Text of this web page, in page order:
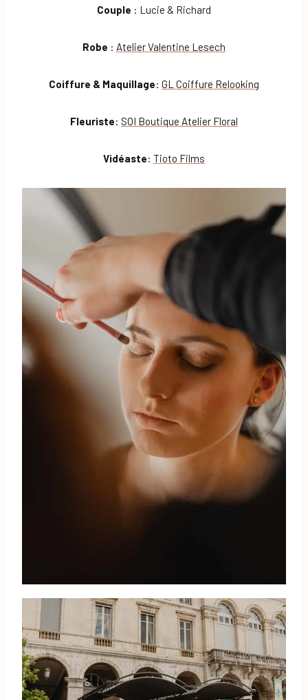
Couple : Lucie & Richard
Robe : Atelier Valentine Lesech
Coiffure & Maquillage: GL Coiffure Relooking
Fleuriste: SOI Boutique Atelier Floral
Vidéaste: Tioto Films